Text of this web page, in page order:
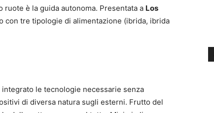
è la guida autonoma. Presentata a Los
con tre tipologie di alimentazione (ibrida, ibrida
le tecnologie necessarie senza
di diversa natura sugli esterni. Frutto del